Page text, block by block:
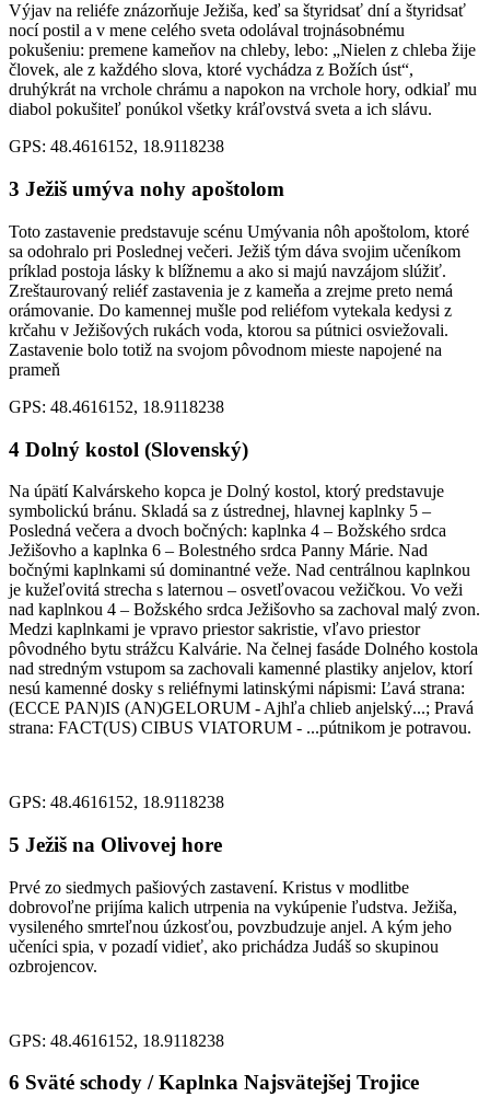
Výjav na reliéfe znázorňuje Ježiša, keď sa štyridsať dní a štyridsať
nocí postil a v mene celého sveta odolával trojnásobnému
pokušeniu: premene kameňov na chleby, lebo: „Nielen z chleba žije
človek, ale z každého slova, ktoré vychádza z Božích úst“,
druhýkrát na vrchole chrámu a napokon na vrchole hory, odkiaľ mu
diabol pokušiteľ ponúkol všetky kráľovstvá sveta a ich slávu.
GPS: 48.4616152, 18.9118238
3 Ježiš umýva nohy apoštolom
Toto zastavenie predstavuje scénu Umývania nôh apoštolom, ktoré
sa odohralo pri Poslednej večeri. Ježiš tým dáva svojim učeníkom
príklad postoja lásky k blížnemu a ako si majú navzájom slúžiť.
Zreštaurovaný reliéf zastavenia je z kameňa a zrejme preto nemá
orámovanie. Do kamennej mušle pod reliéfom vytekala kedysi z
krčahu v Ježišových rukách voda, ktorou sa pútnici osviežovali.
Zastavenie bolo totiž na svojom pôvodnom mieste napojené na
prameň
GPS: 48.4616152, 18.9118238
4 Dolný kostol (Slovenský)
Na úpätí Kalvárskeho kopca je Dolný kostol, ktorý predstavuje
symbolickú bránu. Skladá sa z ústrednej, hlavnej kaplnky 5 –
Posledná večera a dvoch bočných: kaplnka 4 – Božského srdca
Ježišovho a kaplnka 6 – Bolestného srdca Panny Márie. Nad
bočnými kaplnkami sú dominantné veže. Nad centrálnou kaplnkou
je kužeľovitá strecha s laternou – osvetľovacou vežičkou. Vo veži
nad kaplnkou 4 – Božského srdca Ježišovho sa zachoval malý zvon.
Medzi kaplnkami je vpravo priestor sakristie, vľavo priestor
pôvodného bytu strážcu Kalvárie. Na čelnej fasáde Dolného kostola
nad stredným vstupom sa zachovali kamenné plastiky anjelov, ktorí
nesú kamenné dosky s reliéfnymi latinskými nápismi: Ľavá strana:
(ECCE PAN)IS (AN)GELORUM - Ajhľa chlieb anjelský...; Pravá
strana: FACT(US) CIBUS VIATORUM - ...pútnikom je potravou.
GPS: 48.4616152, 18.9118238
5 Ježiš na Olivovej hore
Prvé zo siedmych pašiových zastavení. Kristus v modlitbe
dobrovoľne prijíma kalich utrpenia na vykúpenie ľudstva. Ježiša,
vysileného smrteľnou úzkosťou, povzbudzuje anjel. A kým jeho
učeníci spia, v pozadí vidieť, ako prichádza Judáš so skupinou
ozbrojencov.
GPS: 48.4616152, 18.9118238
6 Sväté schody / Kaplnka Najsvätejšej Trojice